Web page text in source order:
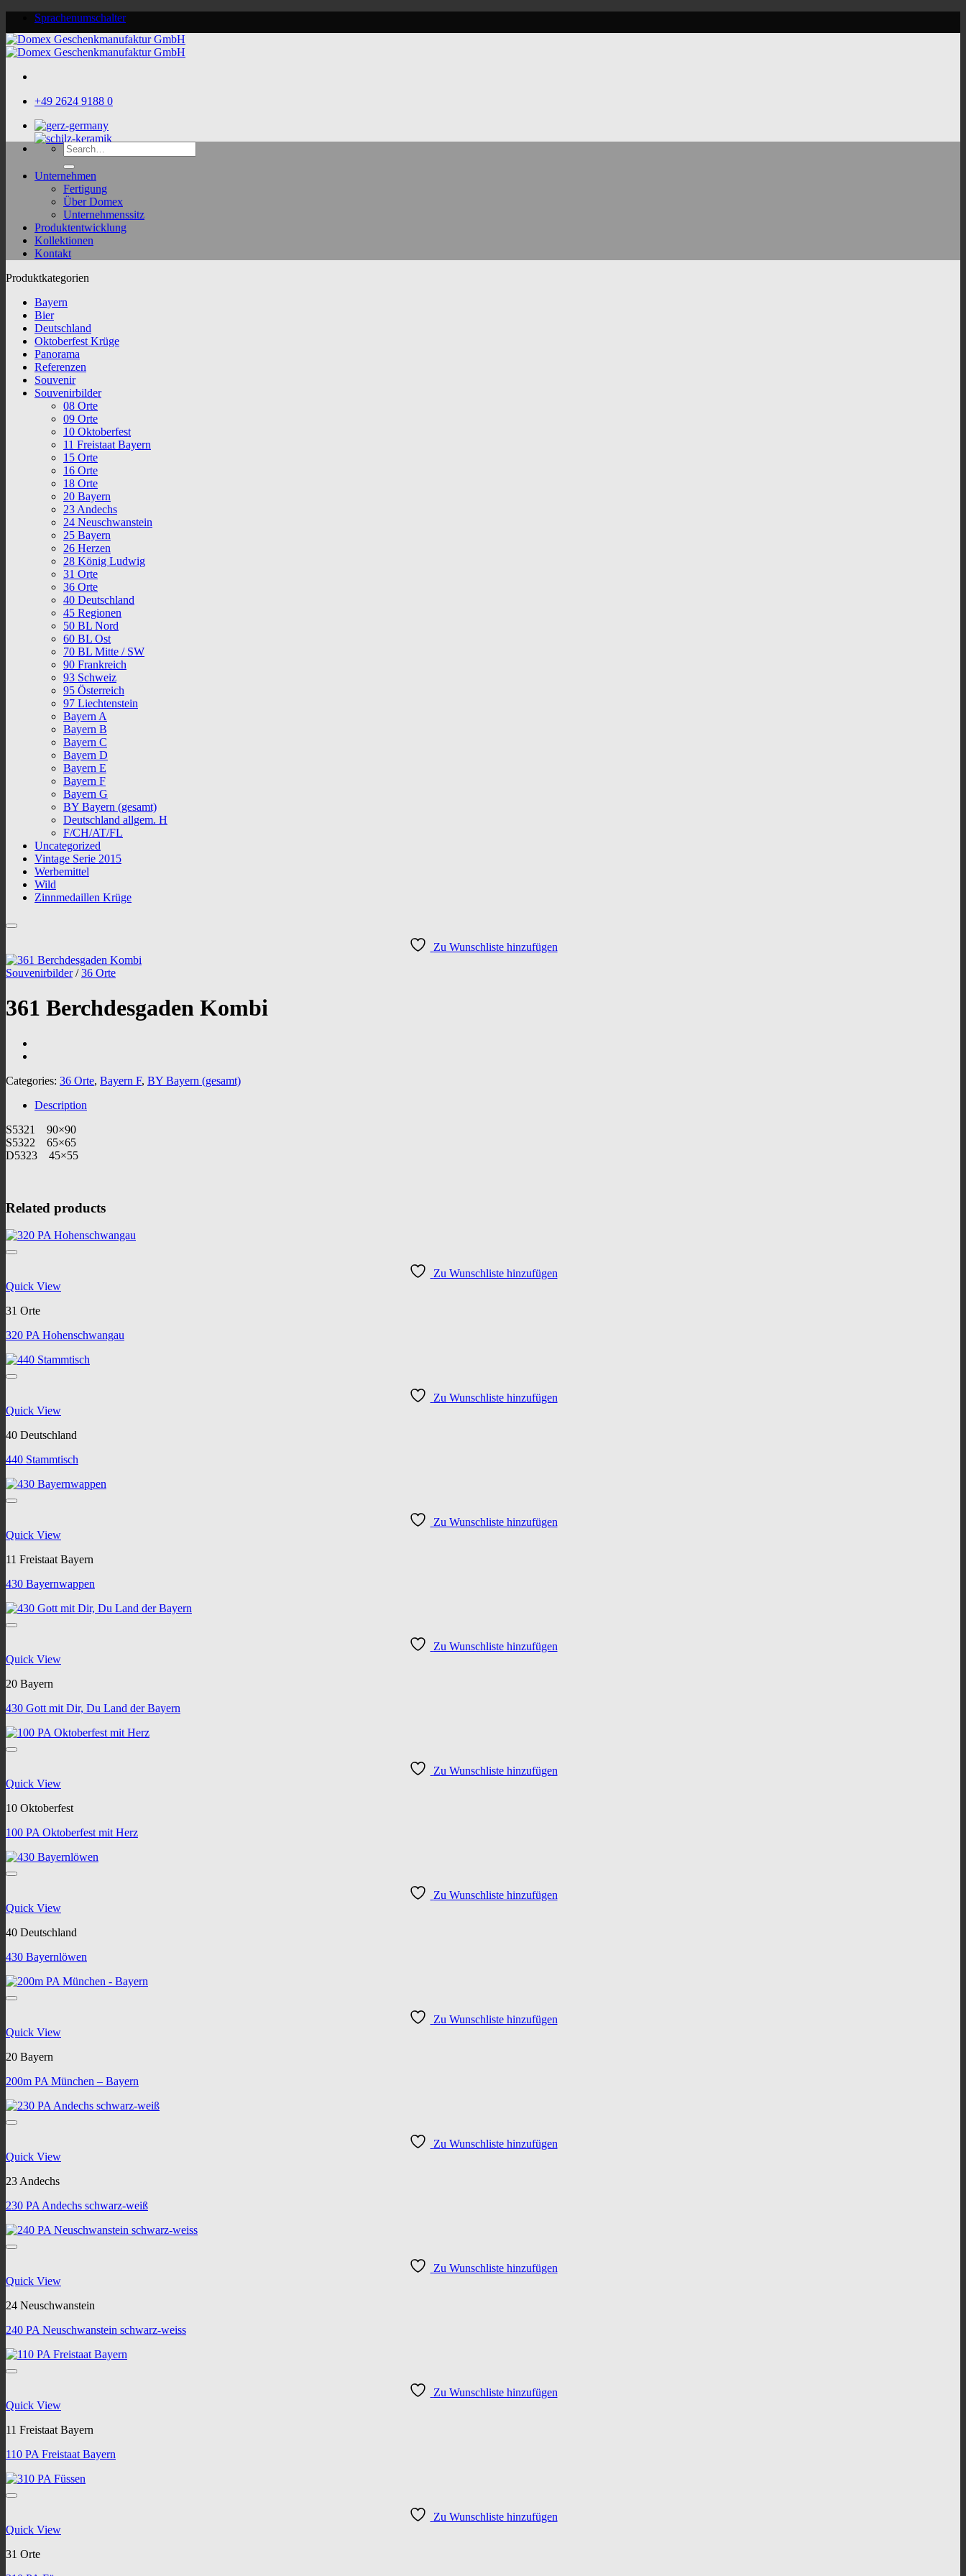
content
Sprachenumschalter
+49 2624 9188 0
Search
for:
Unternehmen
Fertigung
Über Domex
Unternehmenssitz
Produktentwicklung
Kollektionen
Kontakt
Produktkategorien
Bayern
Bier
Deutschland
Oktoberfest Krüge
Panorama
Referenzen
Souvenir
Souvenirbilder
08 Orte
09 Orte
10 Oktoberfest
11 Freistaat Bayern
15 Orte
16 Orte
18 Orte
20 Bayern
23 Andechs
24 Neuschwanstein
25 Bayern
26 Herzen
28 König Ludwig
31 Orte
36 Orte
40 Deutschland
45 Regionen
50 BL Nord
60 BL Ost
70 BL Mitte / SW
90 Frankreich
93 Schweiz
95 Österreich
97 Liechtenstein
Bayern A
Bayern B
Bayern C
Bayern D
Bayern E
Bayern F
Bayern G
BY Bayern (gesamt)
Deutschland allgem. H
F/CH/AT/FL
Uncategorized
Vintage Serie 2015
Werbemittel
Wild
Zinnmedaillen Krüge
Zu Wunschliste hinzufügen
Souvenirbilder / 36 Orte
361 Berchdesgaden Kombi
Categories: 36 Orte, Bayern F, BY Bayern (gesamt)
Description
S5321 90×90
S5322 65×65
D5323 45×55
Related products
Zu Wunschliste hinzufügen
Quick View
31 Orte
320 PA Hohenschwangau
Zu Wunschliste hinzufügen
Quick View
40 Deutschland
440 Stammtisch
Zu Wunschliste hinzufügen
Quick View
11 Freistaat Bayern
430 Bayernwappen
Zu Wunschliste hinzufügen
Quick View
20 Bayern
430 Gott mit Dir, Du Land der Bayern
Zu Wunschliste hinzufügen
Quick View
10 Oktoberfest
100 PA Oktoberfest mit Herz
Zu Wunschliste hinzufügen
Quick View
40 Deutschland
430 Bayernlöwen
Zu Wunschliste hinzufügen
Quick View
20 Bayern
200m PA München – Bayern
Zu Wunschliste hinzufügen
Quick View
23 Andechs
230 PA Andechs schwarz-weiß
Zu Wunschliste hinzufügen
Quick View
24 Neuschwanstein
240 PA Neuschwanstein schwarz-weiss
Zu Wunschliste hinzufügen
Quick View
11 Freistaat Bayern
110 PA Freistaat Bayern
Zu Wunschliste hinzufügen
Quick View
31 Orte